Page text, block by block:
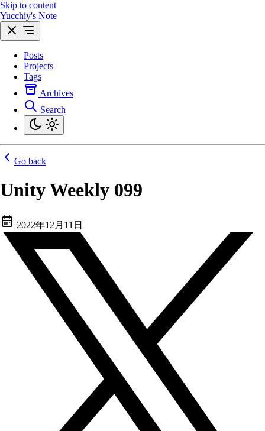
Skip to content
Yucchiy's Note
Posts
Projects
Tags
Archives
Search
Go back
Unity Weekly 099
2022年12月11日